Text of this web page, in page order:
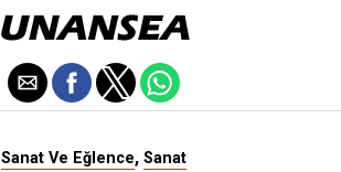
Sanat Ve Eğlence, Sanat